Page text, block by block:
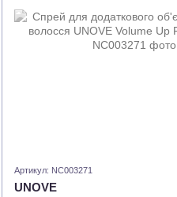
Артикул: NC003271
UNOVE